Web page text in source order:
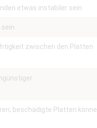
etwas instabiler sein
sein
zwischen den Platten
beschädigte Platten